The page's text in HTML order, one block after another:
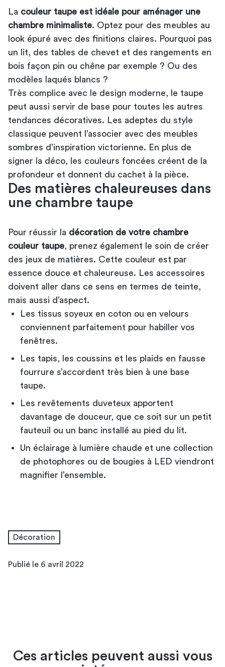
La couleur taupe est idéale pour aménager une
chambre minimaliste. Optez pour des meubles au
look épuré avec des finitions claires. Pourquoi pas
un lit, des tables de chevet et des rangements en
bois façon pin ou chêne par exemple ? Ou des
modèles laqués blancs ?
Très complice avec le design moderne, le taupe
peut aussi servir de base pour toutes les autres
tendances décoratives. Les adeptes du style
classique peuvent l’associer avec des meubles
sombres d’inspiration victorienne. En plus de
signer la déco, les couleurs foncées créent de la
profondeur et donnent du cachet à la pièce.
Des matières chaleureuses dans
une chambre taupe
Pour réussir la décoration de votre chambre
couleur taupe , prenez également le soin de créer
des jeux de matières. Cette couleur est par
essence douce et chaleureuse. Les accessoires
doivent aller dans ce sens en termes de teinte,
mais aussi d’aspect.
Les tissus soyeux en coton ou en velours
conviennent parfaitement pour habiller vos
fenêtres.
Les tapis, les coussins et les plaids en fausse
fourrure s’accordent très bien à une base
taupe.
Les revêtements duveteux apportent
davantage de douceur, que ce soit sur un petit
fauteuil ou un banc installé au pied du lit.
Un éclairage à lumière chaude et une collection
de photophores ou de bougies à LED viendront
magnifier l’ensemble.
Décoration
Publié le 6 avril 2022
Ces articles peuvent aussi vous